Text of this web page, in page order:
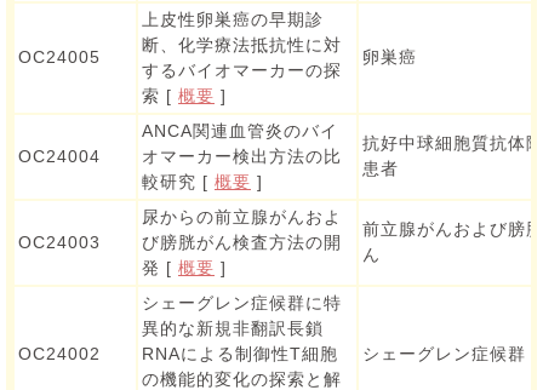
OC24005
上皮性卵巣癌の早期診
断、化学療法抵抗性に対
するバイオマーカーの探
索 [ 概要 ]
卵巣癌
OC24004
ANCA関連血管炎のバイ
オマーカー検出方法の比
較研究 [ 概要 ]
抗好中球細胞質抗体
患者
OC24003
尿からの前立腺がんおよ
び膀胱がん検査方法の開
発 [ 概要 ]
前立腺がんおよび膀
ん
OC24002
シェーグレン症候群に特
異的な新規非翻訳長鎖
RNAによる制御性T細胞
の機能的変化の探索と解
シェーグレン症候群